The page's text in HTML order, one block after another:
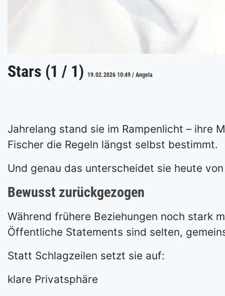
Stars (1 / 1) 19.02.2026 10:49 / Angela
Jahrelang stand sie im Rampenlicht – ihre
Fischer die Regeln längst selbst bestimmt.
Und genau das unterscheidet sie heute
Bewusst zurückgezogen
Während frühere Beziehungen noch stark
Öffentliche Statements sind selten,
Statt Schlagzeilen setzt sie auf:
klare Privatsphäre